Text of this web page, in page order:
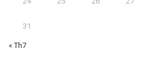
31
« Th7